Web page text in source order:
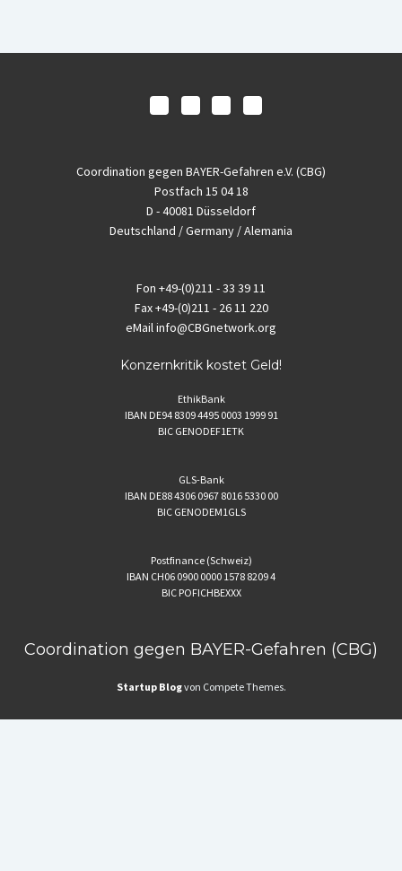
Coordination gegen BAYER-Gefahren e.V. (CBG)
Postfach 15 04 18
D - 40081 Düsseldorf
Deutschland / Germany / Alemania
Fon +49-(0)211 - 33 39 11
Fax+49-(0)211 - 26 11 220
eMailinfo@CBGnetwork.org
Konzernkritik kostet Geld!
EthikBank
IBAN DE94 8309 4495 0003 1999 91
BIC GENODEF1ETK
GLS-Bank
IBAN DE88 4306 0967 8016 5330 00
BIC GENODEM1GLS
Postfinance (Schweiz)
IBAN CH06 0900 0000 1578 8209 4
BIC POFICHBEXXX
Coordination gegen BAYER-Gefahren (CBG)
Startup Blogvon Compete Themes.